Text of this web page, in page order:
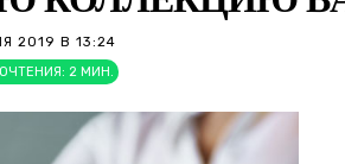
2019 В 13:24
2 МИН.